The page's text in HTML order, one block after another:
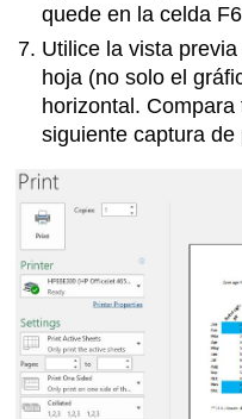
quede en la celda
Utilice la vista
hoja (no solo el
horizontal.
siguiente captura de